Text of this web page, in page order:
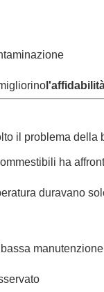
il problema
ha
duravano